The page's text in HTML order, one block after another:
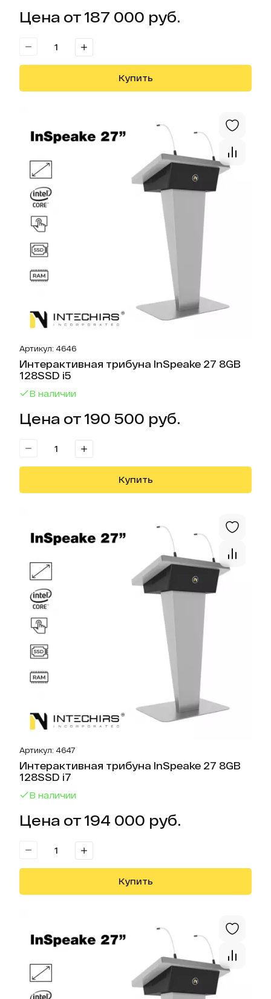
Цена от 187 000 руб.
Купить
Артикул: 4646
Интерактивная трибуна InSpeake 27 8GB
128SSD i5
В наличии
Цена от 190 500 руб.
Купить
Артикул: 4647
Интерактивная трибуна InSpeake 27 8GB
128SSD i7
В наличии
Цена от 194 000 руб.
Купить